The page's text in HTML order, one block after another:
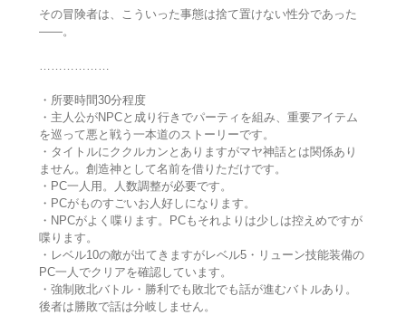
その冒険者は、こういった事態は捨て置けない性分であった
――。
………………
・所要時間30分程度
・主人公がNPCと成り行きでパーティを組み、重要アイテム
を巡って悪と戦う一本道のストーリーです。
・タイトルにククルカンとありますがマヤ神話とは関係あり
ません。創造神として名前を借りただけです。
・PC一人用。人数調整が必要です。
・PCがものすごいお人好しになります。
・NPCがよく喋ります。PCもそれよりは少しは控えめですが
喋ります。
・レベル10の敵が出てきますがレベル5・リューン技能装備の
PC一人でクリアを確認しています。
・強制敗北バトル・勝利でも敗北でも話が進むバトルあり。
後者は勝敗で話は分岐しません。